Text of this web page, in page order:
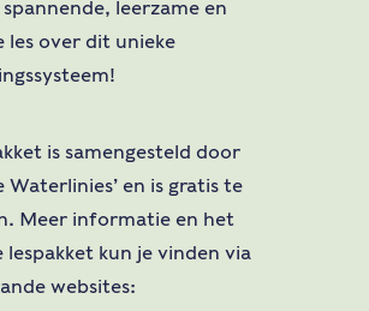
leerzame en
les over dit unieke
is samengesteld door
Waterlinies’ en is gratis te
Meer informatie en het
lespakket kun je vinden via
websites: